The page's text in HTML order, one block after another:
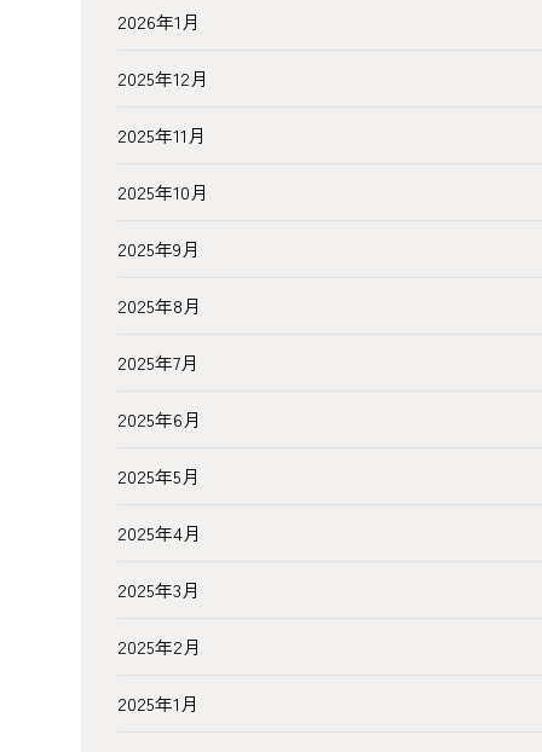
2026年1月
2025年12月
2025年11月
2025年10月
2025年9月
2025年8月
2025年7月
2025年6月
2025年5月
2025年4月
2025年3月
2025年2月
2025年1月